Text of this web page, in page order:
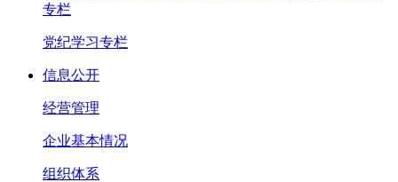
专栏
党纪学习专栏
信息公开
经营管理
企业基本情况
组织体系